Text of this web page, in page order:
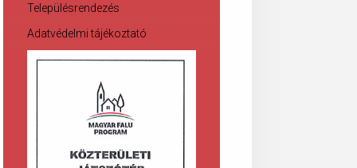
Településrendezés
Adatvédelmi tájékoztató